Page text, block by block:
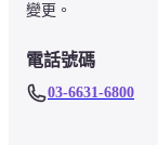
變更。
電話號碼
03-6631-6800